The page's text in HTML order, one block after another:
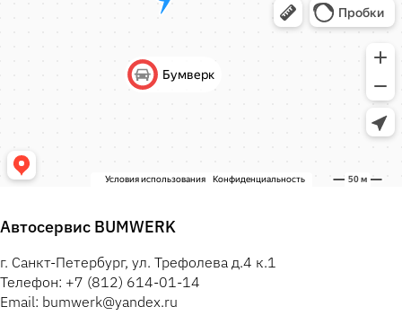
Автосервис BUMWERK
г. Санкт-Петербург, ул. Трефолева д.4 к.1
Телефон: +7 (812) 614-01-14
Email: bumwerk@yandex.ru